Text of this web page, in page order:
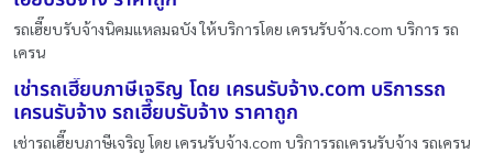
รถเฮี๊ยบรับจ้างนิคมแหลมฉบัง ให้บริการโดย เครนรับจ้าง.com บริการ รถ
เครน
เช่ารถเฮี๊ยบภาษีเจริญ โดย เครนรับจ้าง.com บริการรถ
เครนรับจ้าง รถเฮี๊ยบรับจ้าง ราคาถูก
เช่ารถเฮี๊ยบภาษีเจริญ โดย เครนรับจ้าง.com บริการรถเครนรับจ้าง รถเครน